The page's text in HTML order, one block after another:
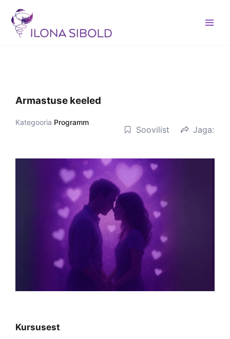
content
Armastuse keeled
Kategooria Programm
Soovilist Jaga:
Kursusest